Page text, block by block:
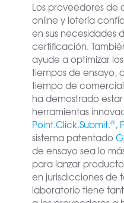
Los proveedores de
online y lotería
en sus necesidades
certificación.
ayude a optimizar
tiempos de ensayo,
tiempo de
ha demostrado
herramientas
Point.Click.Submit.®,
sistema patentado
de ensayo sea lo
para lanzar
en jurisdicciones de
laboratorio tiene